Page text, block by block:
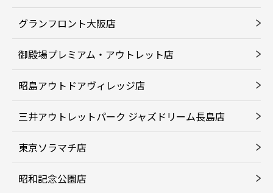
グランフロント大阪店
御殿場プレミアム・アウトレット店
昭島アウトドアヴィレッジ店
三井アウトレットパーク ジャズドリーム長島店
東京ソラマチ店
昭和記念公園店